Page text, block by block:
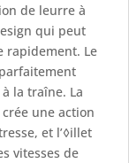
de leurre à
qui peut
rapidement. Le
la traîne. La
une action
et l’◊illet
vitesses de